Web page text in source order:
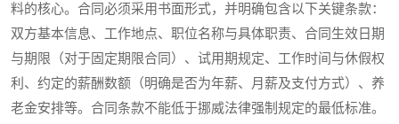
料的核心。合同必须采用书面形式，并明确包含以下关键条款：
双方基本信息、工作地点、职位名称与具体职责、合同生效日期
与期限（对于固定期限合同）、试用期规定、工作时间与休假权
利、约定的薪酬数额（明确是否为年薪、月薪及支付方式）、养
老金安排等。合同条款不能低于挪威法律强制规定的最低标准。